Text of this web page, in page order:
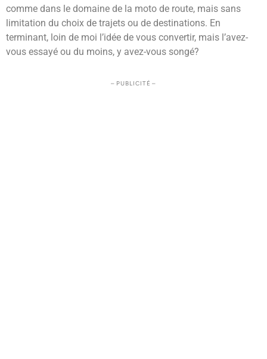
comme dans le domaine de la moto de route, mais sans
limitation du choix de trajets ou de destinations. En
terminant, loin de moi l’idée de vous convertir, mais l’avez-
vous essayé ou du moins, y avez-vous songé?
– PUBLICITÉ –